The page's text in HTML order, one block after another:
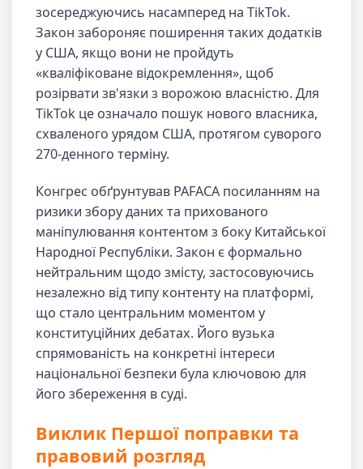
зосереджуючись насамперед на TikTok.
Закон забороняє поширення таких додатків
у США, якщо вони не пройдуть
«кваліфіковане відокремлення», щоб
розірвати зв'язки з ворожою власністю. Для
TikTok це означало пошук нового власника,
схваленого урядом США, протягом суворого
270-денного терміну.
Конгрес обґрунтував PAFACA посиланням на
ризики збору даних та прихованого
маніпулювання контентом з боку Китайської
Народної Республіки. Закон є формально
нейтральним щодо змісту, застосовуючись
незалежно від типу контенту на платформі,
що стало центральним моментом у
конституційних дебатах. Його вузька
спрямованість на конкретні інтереси
національної безпеки була ключовою для
його збереження в суді.
Виклик Першої поправки та
правовий розгляд